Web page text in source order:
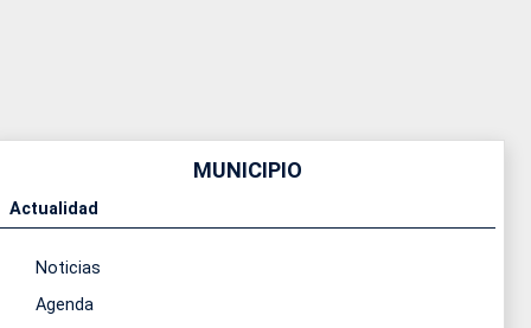
MUNICIPIO
Actualidad
Noticias
Agenda